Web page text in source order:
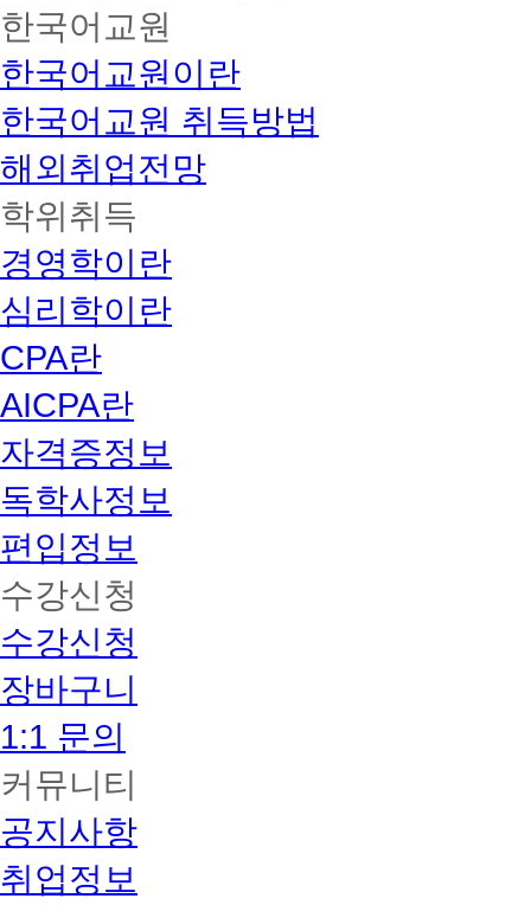
한국어교원
한국어교원이란
한국어교원 취득방법
해외취업전망
학위취득
경영학이란
심리학이란
CPA란
AICPA란
자격증정보
독학사정보
편입정보
수강신청
수강신청
장바구니
1:1 문의
커뮤니티
공지사항
취업정보